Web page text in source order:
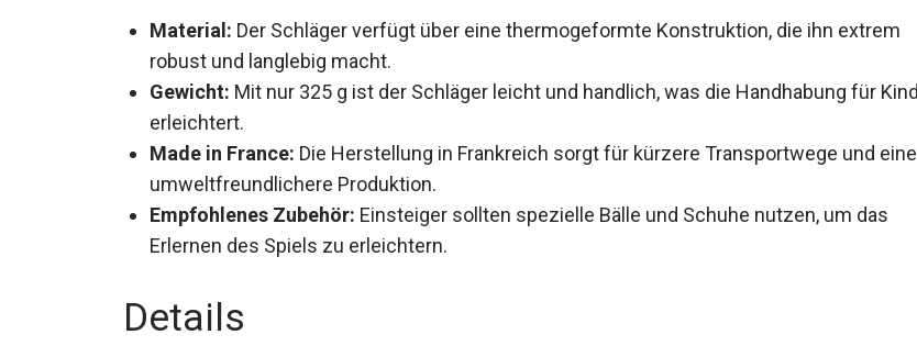
Material: Der Schläger verfügt über eine thermogeformte Konstruktion, die ihn extrem
robust und langlebig macht.
Gewicht: Mit nur 325 g ist der Schläger leicht und handlich, was die Handhabung für
Kinder erleichtert.
Made in France: Die Herstellung in Frankreich sorgt für kürzere Transportwege und eine
umweltfreundlichere Produktion.
Empfohlenes Zubehör: Einsteiger sollten spezielle Bälle und Schuhe nutzen, um das
Erlernen des Spiels zu erleichtern.
Details